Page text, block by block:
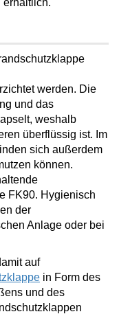
werden. Die
und das
weshalb
überflüssig ist. Im
sich außerdem
können.
FK90. Hygienisch
der
Anlage oder bei
auf
in Form des
und des